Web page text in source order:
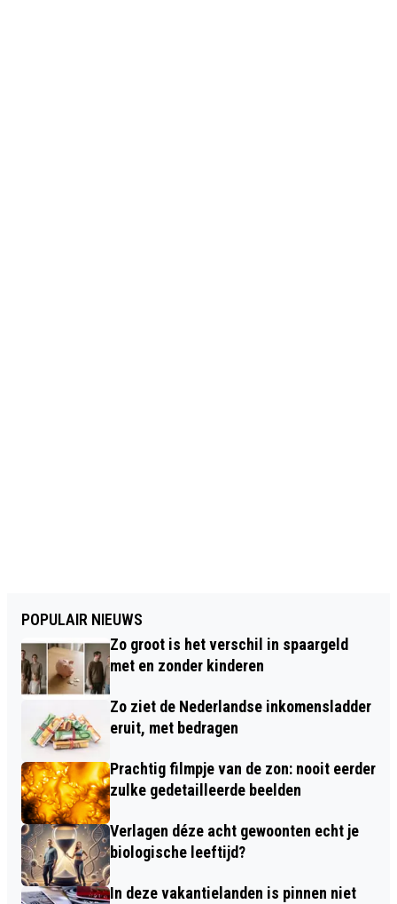
POPULAIR NIEUWS
Zo groot is het verschil in spaargeld
met en zonder kinderen
Zo ziet de Nederlandse inkomensladder
eruit, met bedragen
Prachtig filmpje van de zon: nooit eerder
zulke gedetailleerde beelden
Verlagen déze acht gewoonten echt je
biologische leeftijd?
In deze vakantielanden is pinnen niet